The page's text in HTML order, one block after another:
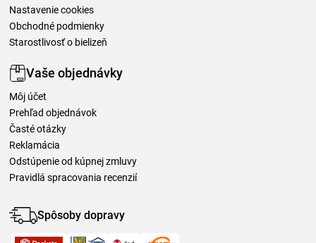
Nastavenie cookies
Obchodné podmienky
Starostlivosť o bielizeň
Vaše objednávky
Môj účet
Prehľad objednávok
Časté otázky
Reklamácia
Odstúpenie od kúpnej zmluvy
Pravidlá spracovania recenzií
Spôsoby dopravy